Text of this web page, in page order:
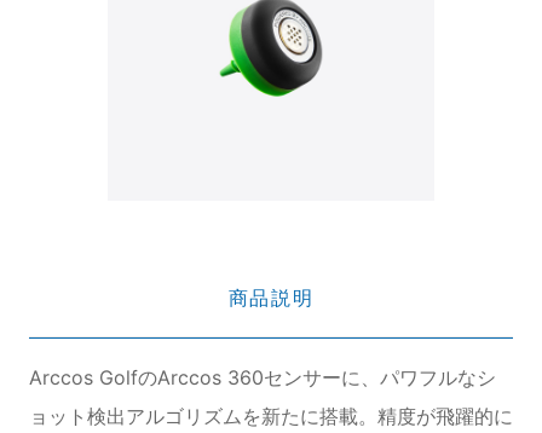
商品説明
Arccos GolfのArccos 360センサーに、パワフルなシ
ョット検出アルゴリズムを新たに搭載。精度が飛躍的に